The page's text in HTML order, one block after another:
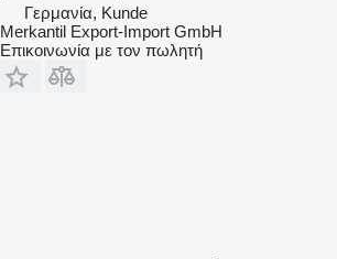
Γερμανία, Kunde
Merkantil Export-Import GmbH
Επικοινωνία με τον πωλητή